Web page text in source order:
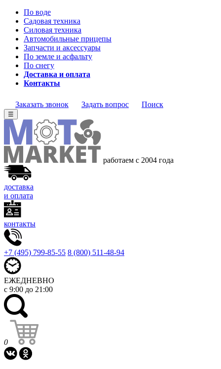
По воде
Садовая техника
Силовая техника
Автомобильные прицепы
Запчасти и аксессуары
По земле и асфальту
По снегу
Доставка и оплата
Контакты
Заказать звонок Задать вопрос Поиск
☰
работаем с 2004 года
доставка
и оплата
контакты
+7 (495) 799-85-55 8 (800) 511-48-94
ЕЖЕДНЕВНО
с 9:00 до 21:00
0